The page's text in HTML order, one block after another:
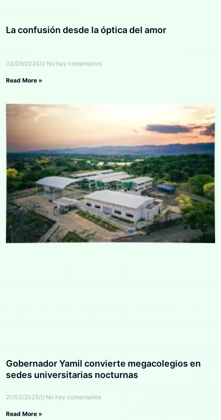
La confusión desde la óptica del amor
02/09/2024 No hay comentarios
Read More »
Gobernador Yamil convierte megacolegios en
sedes universitarias nocturnas
21/03/2025 No hay comentarios
Read More »